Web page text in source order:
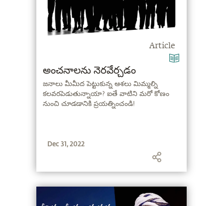
Article
అంచనాలను నెరవేర్చడం
జనాలు మీమీద పెట్టుకున్న ఆశలు మిమ్మల్ని
కలవరపెడుతున్నాయా? ఐతే వాటిని మరో కోణం
నుంచి చూడడానికి ప్రయత్నించండి!
Dec 31, 2022